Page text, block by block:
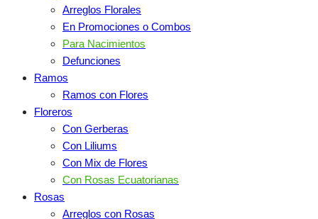
Arreglos Florales
En Promociones o Combos
Para Nacimientos
Defunciones
Ramos
Ramos con Flores
Floreros
Con Gerberas
Con Liliums
Con Mix de Flores
Con Rosas Ecuatorianas
Rosas
Arreglos con Rosas